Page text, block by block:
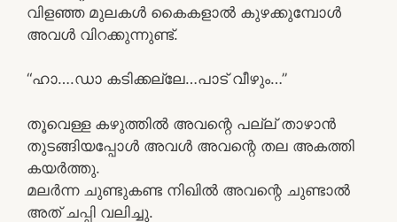
വിളഞ്ഞ മുലകൾ കൈകളാൽ കുഴക്കുമ്പോൾ
അവൾ വിറക്കുന്നുണ്ട്.
“ഹാ….ഡാ കടിക്കല്ലേ…പാട് വീഴും…”
തൂവെള്ള കഴുത്തിൽ അവന്റെ പല്ല് താഴാൻ
തുടങ്ങിയപ്പോൾ അവൾ അവന്റെ തല അകത്തി
കയർത്തു.
മലർന്ന ചുണ്ടുകണ്ട നിഖിൽ അവന്റെ ചുണ്ടാൽ
അത് ചപ്പി വലിച്ചു.